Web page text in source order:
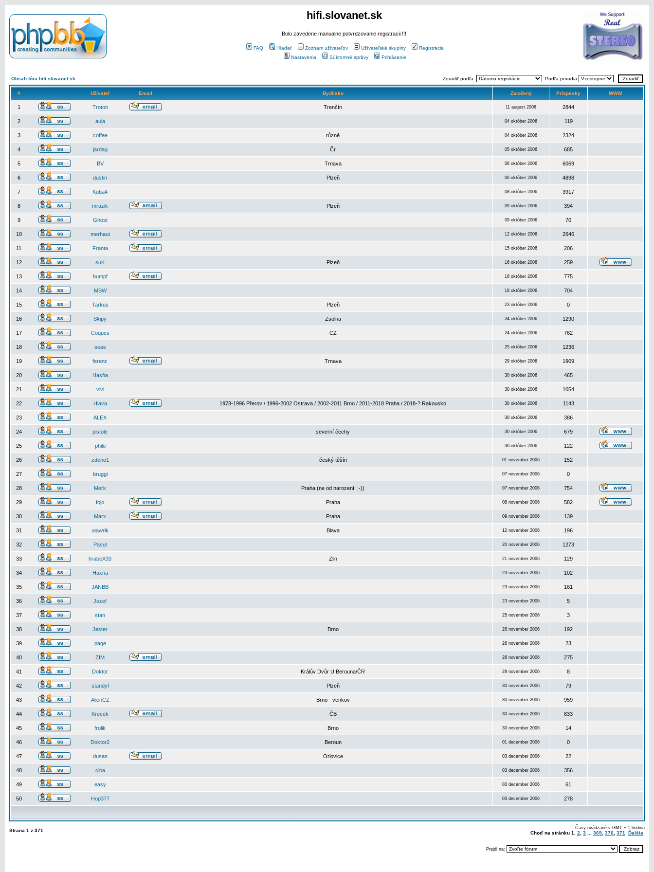
hifi.slovanet.sk
Bolo zavedene manualne potvrdzovanie registracii !!!
FAQ Hľadať Zoznam užívateľov Užívateľské skupiny
Registrácia
Nastavenia
Súkromné správy Prihlásenie
Obsah fóra hifi.slovanet.sk Zoradiť podľa: Podľa poradia
# Užívateľ Email Bydlisko Založený Príspevky WWW
1 Troton Trenčín 11 august 2006 2844
2 aula 04 október 2006 119
3 coffee různě 04 október 2006 2324
4 jardag Čr 05 október 2006 685
5 BV Trnava 06 október 2006 6069
6 dustin Plzeň 06 október 2006 4898
7 Kuba4 08 október 2006 3917
8 mrazik Plzeň 09 október 2006 394
9 Ghost 09 október 2006 70
10 merhaut 12 október 2006 2646
11 Franta 15 október 2006 206
12 suK Plzeň 16 október 2006 259
13 humpf 16 október 2006 775
14 MSW 18 október 2006 704
15 Tarkus Plzeň 23 október 2006 0
16 Skipy Zsolna 24 október 2006 1290
17 Coques CZ 24 október 2006 762
18 seas 25 október 2006 1236
19 ferenc Trnava 29 október 2006 1909
20 Hasňa 30 október 2006 465
21 vivi 30 október 2006 1054
22 Hlava 1978-1996 Přerov / 1996-2002 Ostrava / 2002-2011 Brno / 2011-2018 Praha / 2018-? Rakousko 30 október 2006 1143
23 ALEX 30 október 2006 386
24 pistole severní čechy 30 október 2006 679
25 philo 30 október 2006 122
26 zdeno1 český těšín 01 november 2006 152
27 bruggi 07 november 2006 0
28 Merk Praha (ne od narození! ;-)) 07 november 2006 754
29 fojo Praha 08 november 2006 582
30 Marx Praha 09 november 2006 139
31 wawrik Blava 12 november 2006 196
32 Pasul 20 november 2006 1273
33 hrabeX33 Zlin 21 november 2006 129
34 Haxna 23 november 2006 102
35 JANBB 23 november 2006 161
36 Jozef 23 november 2006 5
37 stan 25 november 2006 3
38 Jester Brno 28 november 2006 192
39 page 28 november 2006 23
40 ZIM 28 november 2006 275
41 Doktor Králův Dvůr U Berouna/ČR 29 november 2006 8
42 standyf Plzeň 30 november 2006 79
43 AlienCZ Brno - venkov 30 november 2006 959
44 Krecek ČB 30 november 2006 833
45 frolik Brno 30 november 2006 14
46 Doktor2 Beroun 01 december 2006 0
47 dusan Orlovice 03 december 2006 22
48 ciba 03 december 2006 356
49 easy 03 december 2006 61
50 Hop377 03 december 2006 278
Strana 1 z 371 Časy uvádzané v GMT + 1 hodina
Choď na stránku 1 2 3 369 370 371 Ďalšia
Prejdi na: